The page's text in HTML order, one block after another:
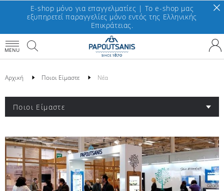
E-shop μόνο για επαγγελματίες | To e-shop μας
εξυπηρετεί παραγγελίες μόνο εντός της Ελληνικής
Επικράτειας.
MENU
Αρχική Ποιοι Είμαστε Νέα
Ποιοι Είμαστε